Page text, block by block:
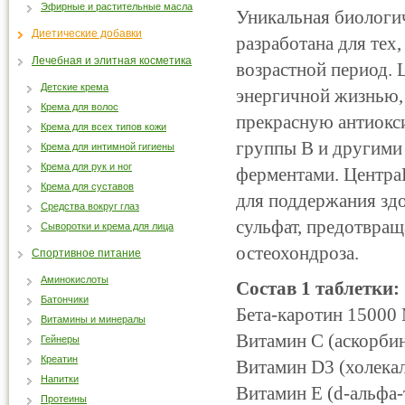
Уникальная
разработана для тех,
возрастной
энергичной жизнью,
прекрасную
группы В и другими
ферментами.
для поддержания
сульфат,
остеохондроза.
Состав 1 таблетки:
Бета-каротин 15000
Витамин С
Витамин D3
Витамин Е (d-
Эфирные и растительные масла
Диетические добавки
Лечебная и элитная косметика
Детские крема
Крема для волос
Крема для всех типов кожи
Крема для интимной гигиены
Крема для рук и ног
Крема для суставов
Средства вокруг глаз
Сыворотки и крема для лица
Спортивное питание
Аминокислоты
Батончики
Витамины и минералы
Гейнеры
Креатин
Напитки
Протеины